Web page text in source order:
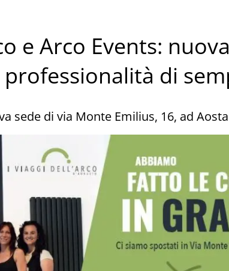
e Arco Events:
di
sede di via Monte Emilius, 16, ad Aosta